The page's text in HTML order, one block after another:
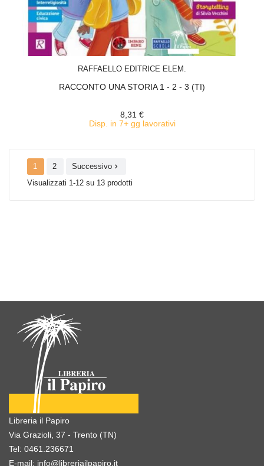
RAFFAELLO EDITRICE ELEM.
RACCONTO UNA STORIA 1 - 2 - 3 (TI)
8,31 €
Disp. in 7+ gg lavorativi
1 2 Successivo 
Visualizzati 1-12 su 13 prodotti
Libreria il Papiro
Via Grazioli, 37 - Trento (TN)
Tel: 0461.236671
E-mail: info@libreriailpapiro.it